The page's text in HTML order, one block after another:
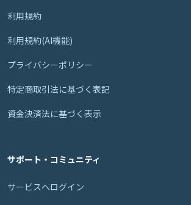
利用規約
利用規約(AI機能)
プライバシーポリシー
特定商取引法に基づく表記
資金決済法に基づく表示
サポート・コミュニティ
サービスへログイン